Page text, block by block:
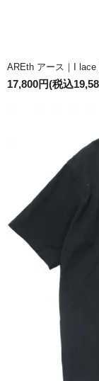
AREth アース｜I
17,800円(税込